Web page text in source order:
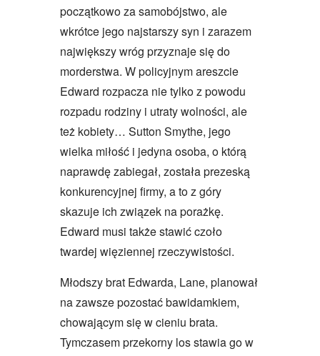
początkowo za samobójstwo, ale
wkrótce jego najstarszy syn i zarazem
największy wróg przyznaje się do
morderstwa. W policyjnym areszcie
Edward rozpacza nie tylko z powodu
rozpadu rodziny i utraty wolności, ale
też kobiety… Sutton Smythe, jego
wielka miłość i jedyna osoba, o którą
naprawdę zabiegał, została prezeską
konkurencyjnej firmy, a to z góry
skazuje ich związek na porażkę.
Edward musi także stawić czoło
twardej więziennej rzeczywistości.
Młodszy brat Edwarda, Lane, planował
na zawsze pozostać bawidamkiem,
chowającym się w cieniu brata.
Tymczasem przekorny los stawia go w